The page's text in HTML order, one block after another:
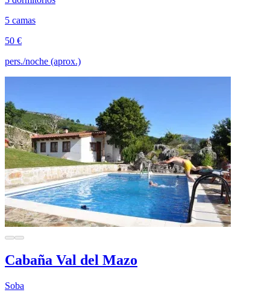
5 camas
50 €
pers./noche (aprox.)
Cabaña Val del Mazo
Soba